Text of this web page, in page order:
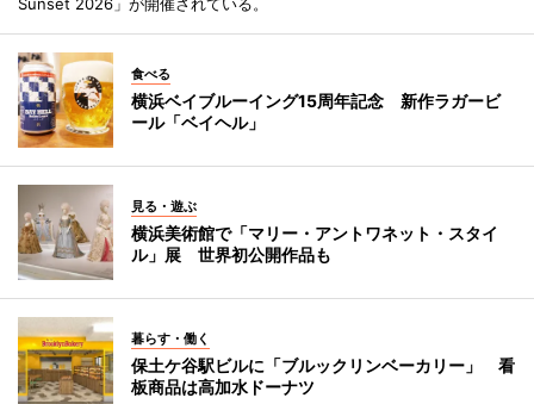
食べる
横浜ベイブルーイング15周年記念 新作ラガービ
ール「ベイヘル」
見る・遊ぶ
横浜美術館で「マリー・アントワネット・スタイ
ル」展 世界初公開作品も
暮らす・働く
保土ケ谷駅ビルに「ブルックリンベーカリー」 看
板商品は高加水ドーナツ